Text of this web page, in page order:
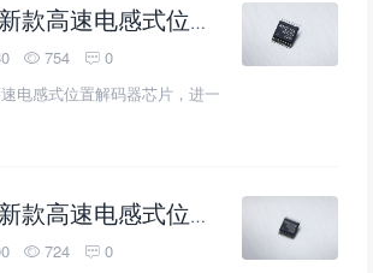
感式位置解码器芯片，进一步扩展产品组合
754
0
电感式位置解码器芯片，进一
感式位置解码器芯片,进一步扩展产品组合
724
0